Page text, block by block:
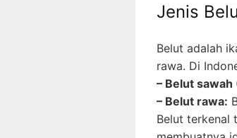
Jenis
Belut adalah
rawa. Di
– Belut
– Belut rawa:
Belut terkenal